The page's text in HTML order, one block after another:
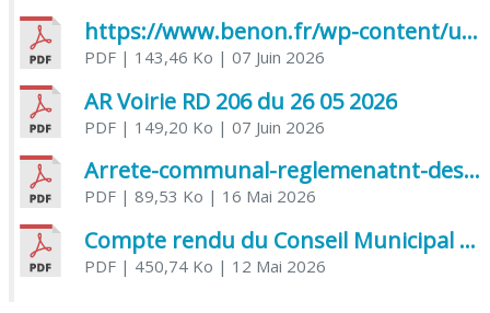
https://www.benon.fr/wp-content/uploads/2026/06/AR-Voirie-Chemin-de-Lafond-du-26-05-2026.pdf
PDF| 143,46 Ko | 07 Juin 2026
AR Voirie RD 206 du 26 05 2026
PDF| 149,20 Ko | 07 Juin 2026
Arrete-communal-reglemenatnt-des-bruits-de-voisinage-et-des-activites-bruyantes
PDF| 89,53 Ko | 16 Mai 2026
Compte rendu du Conseil Municipal du 06 mai 2026
PDF| 450,74 Ko | 12 Mai 2026